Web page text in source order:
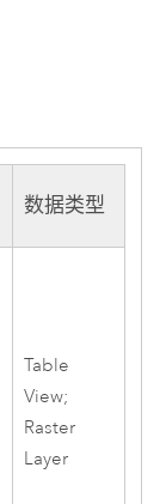
数据类型
Table
View;
Raster
Layer